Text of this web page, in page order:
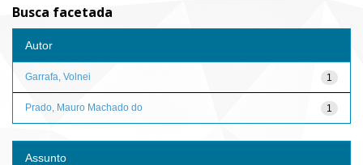
Busca facetada
Autor
1
Garrafa, Volnei
1
Prado, Mauro Machado do
Assunto